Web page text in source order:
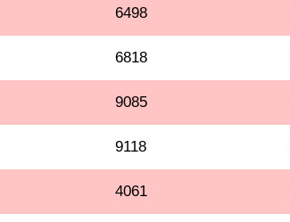
6498
6818
9085
9118
4061